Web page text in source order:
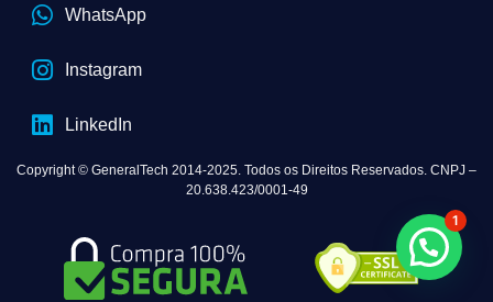
WhatsApp
Instagram
LinkedIn
Copyright © GeneralTech 2014-2025. Todos os Direitos Reservados. CNPJ –
20.638.423/0001-49
1